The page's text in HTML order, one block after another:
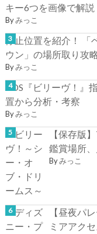
キー6つを画像で解説
Byみっこ
停止位置を紹介！
ウン」の場所取り攻
Byみっこ
TDS『ビリーヴ！』
置から分析・考察
Byみっこ
【保存版
鑑賞場所
Byみっこ
【昼夜パ
ミアアク